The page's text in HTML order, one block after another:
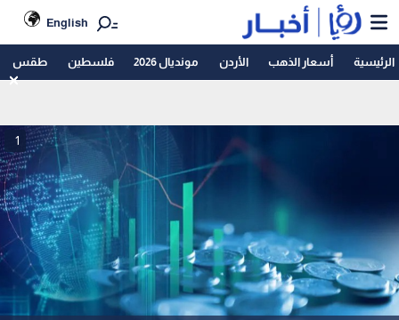
English
الرئيسية أسعار الذهب الأردن مونديال 2026 فلسطين طقس
1